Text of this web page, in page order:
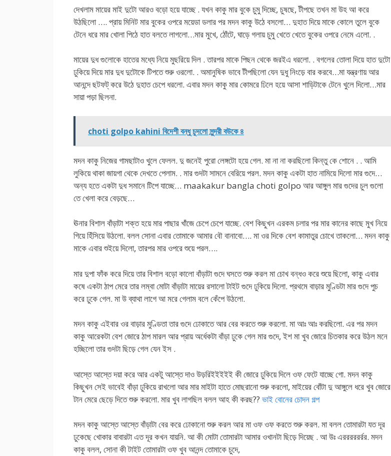
দেখলাম মায়ের মাই দুটো আরও বড়ো হয়ে যাচ্ছে . যখন কাকু মার বুকে চুমু দিচ্ছে, চুষছে, টীপছে তখন মা উহ আ করে
উঠছিলো …. প্রায় মিনিট মার বুকের ওপরে ময়েডা ডলার পর মদন কাকু উঠে বসলো… দুহাত দিয়ে মাকে কোলে তুলে বুকে
টেনে ধরে মার খোলা পিঠে হাত বলতে লাগলো…মার মুখে, ঠোঁটে, ঘাড়ে গলায় চুমু খেতে খেতে বুকের ওপরে নেমে এলো. .
মায়ের দুধ গুলোকে হাতের মধ্যে নিয়ে মুছরিয়ে দিল . তারপর মাকে পিছন থেকে জরইএ ধরলো. . বগলের তোলা দিয়ে হাত দুটো
ঢুকিয়ে দিয়ে মার দুধ দুটোকে টিপতে শুরু ওরলো. . অমানুষিক ভাবে টীপছিলো যেন দুধু নিংড়ে বার করবে…মা যন্ত্রণায় আর
আনন্দে ছটফট্ করে উঠে দুহাত চেপে ধরলো. এবার মদন কাকু মার কোমরে ঢিলে হয়ে আসা শাড়িটাকে টেনে খুলে দিলো…মার
সায়া পড়া ছিলনা.
choti golpo kahini বিদেশী বন্ধু চুদলো সুন্দরী বউকে ৪
মদন কাকু নিজের গামছাটাও খুলে ফেলল. দু জনেই পুরো লেঙ্গটো হয়ে গেল. মা না না করছিলো কিন্তু কে শোনে . . আমি
লুকিয়ে থাকা জায়গা থেকে দেখতে পেলাম. . মার গুদটা সামনে বেরিয়ে পরল. মদন কাকু একটা হাত নামিয়ে দিলো মার গুদে…
অন্য হতে একটা দুধ সমানে টিপে যাচ্ছে… maakakur bangla choti golpo আর আঙ্গুল মার গুদের চুল গুলো
তে খেলা করে বেড়ছে…
ঊনার বিশাল বাঁড়াটা শক্ত হয়ে মার পাছার খাঁজে চেপে চেপে যাচ্ছে. বেশ কিছুখন এরকম চলার পর মার কানের কাছে মুখ নিয়ে
গিয়ে হিঁসিয়ে উঠলো. বলল সোনা এবার তোমাকে আমার বৌ বানাবো…. মা ওর দিকে বেশ কামাতুর চোখে তাকলো… মদন কাকু
মাকে এবার শুইয়ে দিলো, তারপর মার ওপরে শুয়ে পরল….
মার দুপা ফাঁক করে দিয়ে তার বিশাল বড়ো কালো বাঁড়াটা গুদে ঘসতে শুরু করল মা চোখ বন্ধও করে শুয়ে ছিলো, কাকু এবার
কষে একটা ঠাপ মেরে তার লম্বা মোটা বাঁড়াটা মায়ের রসালো টাইট গুদে ঢুকিয়ে দিলো. প্রথমে বাড়ার মুণ্ডিটা মার গুদে পুচ
করে ঢুকে গেল. মা উ ব্যাথা লাগে আ মরে গেলাম বলে কেঁপে উঠলো.
মদন কাকু এইবার ওর বাড়ার মুণ্ডিতা তার গুদে ঢোকাতে আর বের করতে শুরু করলো. মা আঃ আঃ করছিলো. এর পর মদন
কাকু আরেকটা বেশ জোরে ঠাপ মারল আর প্রায় অর্ধেকটা বাঁড়া ঢুকে গেল মার গুদে, ইশ মা খুব জোরে চিতকার করে উঠল মনে
হচ্ছিলো তার গুদটা ছিড়ে গেল যেন ইস .
আস্তে আস্তে দয়া করে আর একটু আস্তে দাও উড়রিইইইইই কী জোরে ঢুকিয়ে দিলে ওফ ফেটে যাচ্ছে গো. মদন কাকু
কিছুখন সেই ভাবেই বাঁড়া ঢুকিয়ে রাখলো আর মার মাইটা হাতে মোছরানো শুরু করলো, মাইয়ের বোঁটা দু আঙ্গুলে ধরে খুব জোরে
টান মেরে ছেড়ে দিতে শুরু করলো. মার খুব লাগছিল বলল আহ কী করছ?? ভাই বোনের চোদন গল্প
মদন কাকু আস্তে আস্তে বাঁড়াটা বের করে ঢোকানো শুরু করল আর মা ওফ ওফ করতে শুরু করল. মা বলল তোমারটা যত দূর
ঢুকেছে খোকার বাবারটা এত দূর কখন যায়নি. আ কী মোটা তোমারটা আমার ওখানটা ছিড়ে দিয়েছ . আ উঃ এরররররর্রর. মদন
কাকু বলল, সোনা কী টাইট তোমারটা ওফ খুব আনন্দ তোমাকে চুদে,